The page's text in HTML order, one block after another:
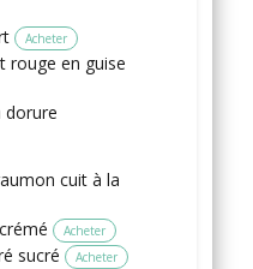
Acheter
rouge en guise
dorure
cuit à la
Acheter
sucré Acheter